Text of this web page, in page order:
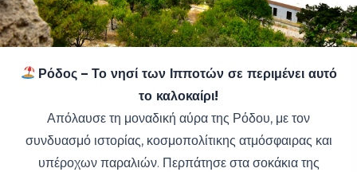
Ρόδος – Το νησί των Ιπποτών σε περιμένει αυτό
το καλοκαίρι!
Απόλαυσε τη μοναδική αύρα της Ρόδου, με τον
συνδυασμό ιστορίας, κοσμοπολίτικης ατμόσφαιρας και
υπέροχων παραλιών. Περπάτησε στα σοκάκια της